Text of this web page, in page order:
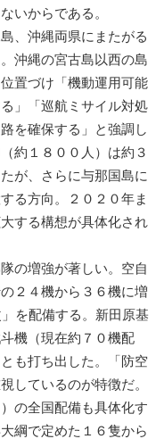
いからである。
、沖縄両県にまたがる
沖縄の宮古島以西の島
置づけ「機動運用可能
」「巡航ミサイル対処
を確保する」と強調し
約１８００人）は約３
が、さらに与那国島に
る方向。２０２０年ま
する構想が具体化され
の増強が著しい。空自
２４機から３６機に増
を配備する。新田原基
機（現在約７０機配
も打ち出した。「防空
しているのが特徴だ。
の全国配備も具体化す
綱で定めた１６隻から